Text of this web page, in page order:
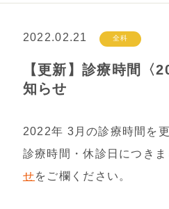
2022.02.21 全科
【更新】診療時間〈
知らせ
2022年 3月の診療時間を
診療時間・休診日につき
せをご欄ください。